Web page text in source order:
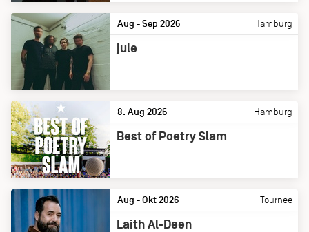
Hamburg
Aug - Sep 2026
jule
Hamburg
8. Aug 2026
Best of Poetry Slam
Tournee
Aug - Okt 2026
Laith Al-Deen